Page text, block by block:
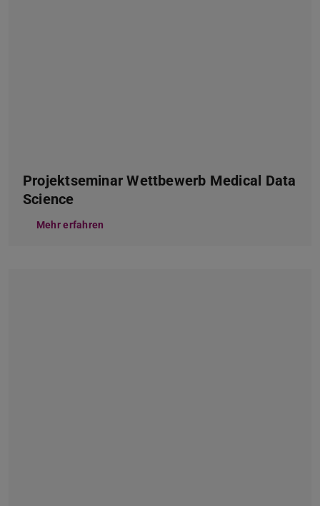
Projektseminar Wettbewerb Medical Data
Science
Mehr erfahren